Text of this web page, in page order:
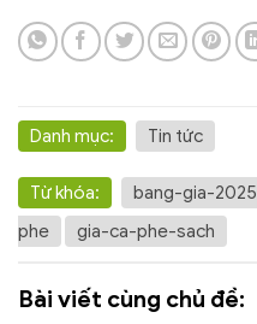
Danh mục: Tin tức
Từ khóa: bang-gia-2025
phe
gia-ca-phe-sach
Bài viết cùng chủ đề: